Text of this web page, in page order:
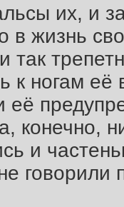
их, и
в жизнь
так
к ногам её
её
конечно,
и
говорили